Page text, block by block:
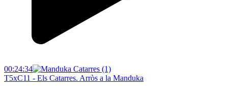
00:24:34
T5xC11 - Els Catarres. Arròs a la Manduka